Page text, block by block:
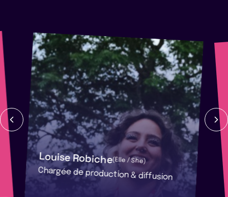
Louise Robiche(Elle / She)
Chargée de production & diffusion